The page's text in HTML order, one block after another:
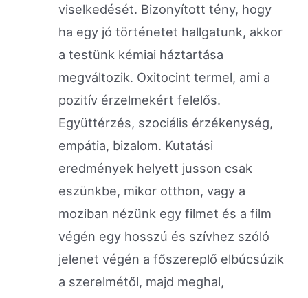
viselkedését. Bizonyított tény, hogy
ha egy jó történetet hallgatunk, akkor
a testünk kémiai háztartása
megváltozik. Oxitocint termel, ami a
pozitív érzelmekért felelős.
Együttérzés, szociális érzékenység,
empátia, bizalom. Kutatási
eredmények helyett jusson csak
eszünkbe, mikor otthon, vagy a
moziban nézünk egy filmet és a film
végén egy hosszú és szívhez szóló
jelenet végén a főszereplő elbúcsúzik
a szerelmétől, majd meghal,